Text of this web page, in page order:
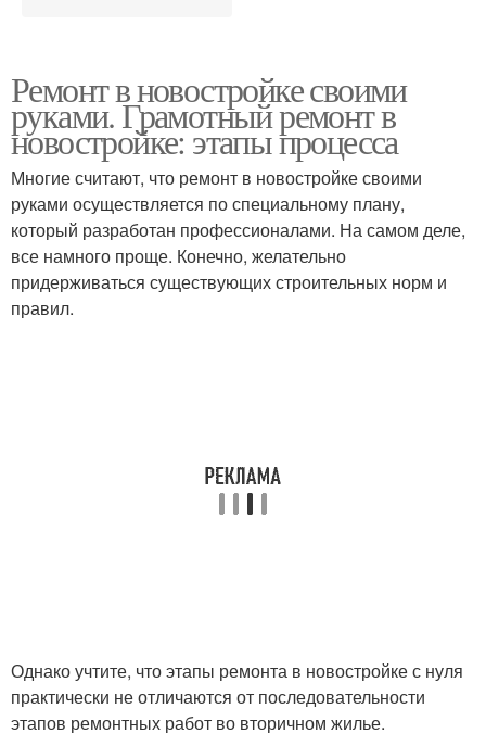
Ремонт в новостройке своими
руками. Грамотный ремонт в
новостройке: этапы процесса
Многие считают, что ремонт в новостройке своими
руками осуществляется по специальному плану,
который разработан профессионалами. На самом деле,
все намного проще. Конечно, желательно
придерживаться существующих строительных норм и
правил.
Однако учтите, что этапы ремонта в новостройке с нуля
практически не отличаются от последовательности
этапов ремонтных работ во вторичном жилье.